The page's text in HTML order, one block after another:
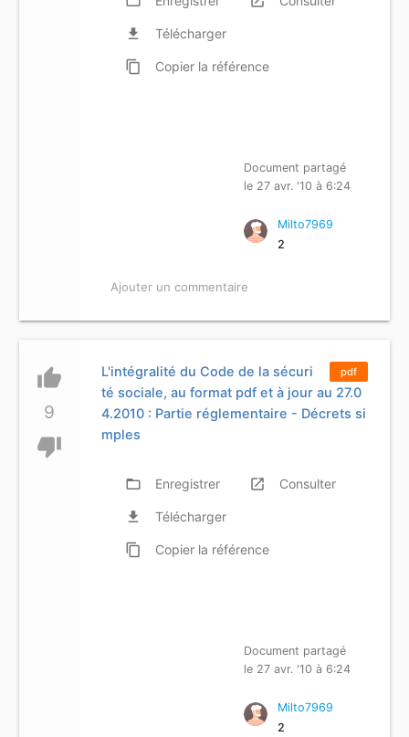
file_download Télécharger
content_copy Copier la référence
Document partagé
le 27 avr. '10 à 6:24
Milto7969
2
Ajouter un commentaire
thumb_up
9
thumb_down
pdf
L'intégralité du Code de la sécuri
té sociale, au format pdf et à jour au 27.0
4.2010 : Partie réglementaire - Décrets si
mples
folder_open Enregistrer launch Consulter
file_download Télécharger
content_copy Copier la référence
Document partagé
le 27 avr. '10 à 6:24
Milto7969
2